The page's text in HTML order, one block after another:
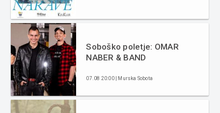
Soboško poletje: OMAR
NABER & BAND
07.08 20:00 | Murska Sobota